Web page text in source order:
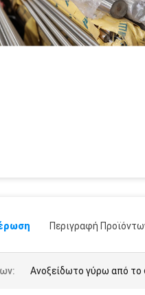
Περιγραφή
Ανοξείδωτο γύρω από το